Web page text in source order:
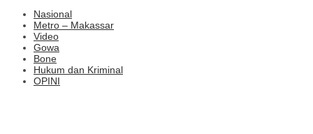
Nasional
Metro – Makassar
Video
Gowa
Bone
Hukum dan Kriminal
OPINI